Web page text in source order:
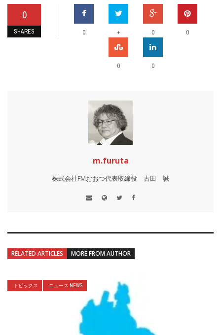
0
SHARES 0 + 0 0
0 0
m.furuta
株式会社FMおおつ代表取締役 古田 誠
RELATED ARTICLES MORE FROM AUTHOR
トピックス ニュース NEWS